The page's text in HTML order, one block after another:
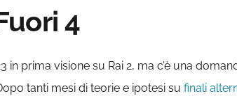
4
in prima visione su Rai 2, ma c’è una
tanti mesi di teorie e ipotesi su finali